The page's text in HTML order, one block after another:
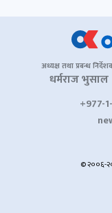
अध्यक्ष तथा प्रबन्ध
धर्मराज भुसाल
+977-
© २००६-